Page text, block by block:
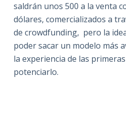
saldrán unos 500 a la venta
dólares, comercializados a
de crowdfunding, pero la
poder sacar un modelo más
la experiencia de las
potenciarlo.